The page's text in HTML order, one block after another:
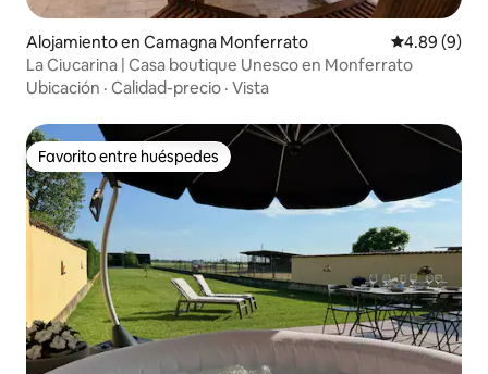
Alojamiento en Camagna Monferrato Calificación
4.89 (9)
La Ciucarina | Casa boutique Unesco en Monferrato
Ubicación · Calidad-precio · Vista
Favorito entre huéspedes
Favorito entre huéspedes